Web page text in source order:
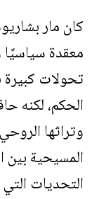
كان مار
معقدة
تحولات كبيرة
الحكم، لكنه
وتراثها
المسيحية
التحديات